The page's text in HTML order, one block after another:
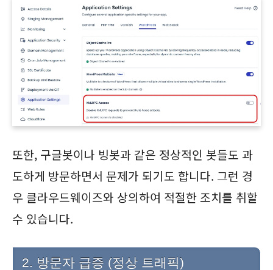
또한, 구글봇이나 빙봇과 같은 정상적인 봇들도 과
도하게 방문하면서 문제가 되기도 합니다. 그런 경
우 클라우드웨이즈와 상의하여 적절한 조치를 취할
수 있습니다.
2. 방문자 급증 (정상 트래픽)